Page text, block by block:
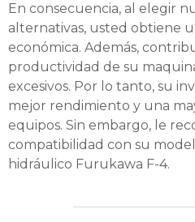
En consecuencia, al elegir
alternativas, usted obtiene
económica. Además,
productividad de su
excesivos. Por lo tanto, su
mejor rendimiento y una
equipos. Sin embargo, le
compatibilidad con su
hidráulico Furukawa F-4.